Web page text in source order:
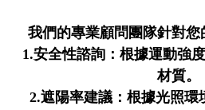
我們的專業顧問團隊針對您
1.安全性諮詢：根據運動強
材質。
2.遮陽率建議：根據光照環